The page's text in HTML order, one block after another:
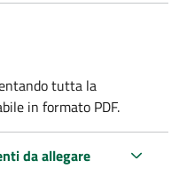
tutta la
in formato PDF.
da allegare